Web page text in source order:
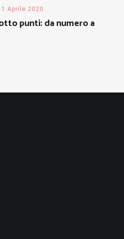
1 Aprile 2020
punti: da numero a